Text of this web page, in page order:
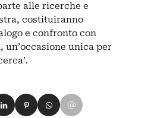
alle ricerche e
costituiranno
e confronto con
unica per
Facebook
su Xsu LinkedIn
Condividi su Pinterest
Condividi su WhatsApp
Condividi su Email